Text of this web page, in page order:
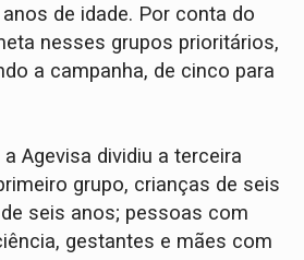
de idade. Por conta do
nesses grupos prioritários,
a campanha, de cinco para
Agevisa dividiu a terceira
grupo, crianças de seis
seis anos; pessoas com
gestantes e mães com